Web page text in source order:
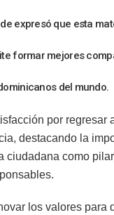
expresó que esta
formar mejores
del mundo.
por regresar
destacando la
ciudadana como
los valores para